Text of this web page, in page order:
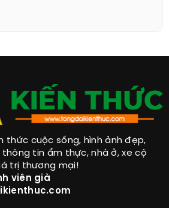
thức cuộc sống, hình ảnh đẹp,
tin ẩm thực, nhà ở, xe cộ
trị thương mại!
viên già